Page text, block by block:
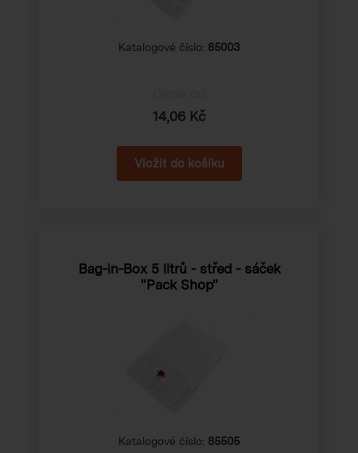
Katalogové číslo: 85003
14,06 Kč
Bag-in-Box 5 litrů - střed - sáček
"Pack Shop"
Katalogové číslo: 85505